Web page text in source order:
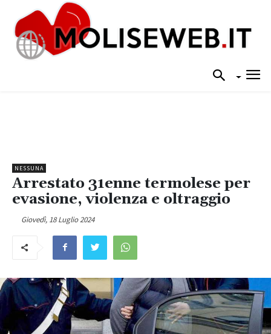
NESSUNA
Arrestato 31enne termolese per
evasione, violenza e oltraggio
Giovedì, 18 Luglio 2024